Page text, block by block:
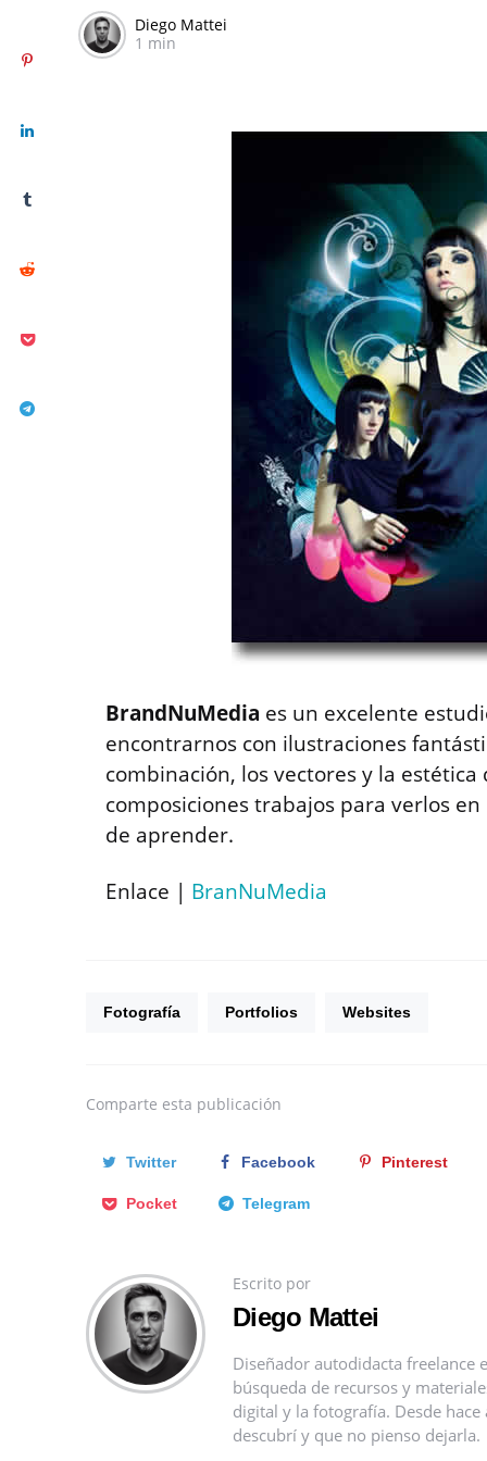
Diego Mattei
1 min
BrandNuMedia es un excelente
encontrarnos con ilustraciones
combinación, los vectores y la
composiciones trabajos para verlos
de aprender.
Enlace | BranNuMedia
Fotografía Portfolios Websites
Comparte esta publicación
Twitter Facebook Pinterest
Pocket Telegram
Escrito por
Diego Mattei
Diseñador autodidacta freelance
búsqueda de recursos y
digital y la fotografía. Desde
descubrí y que no pienso dejarla.